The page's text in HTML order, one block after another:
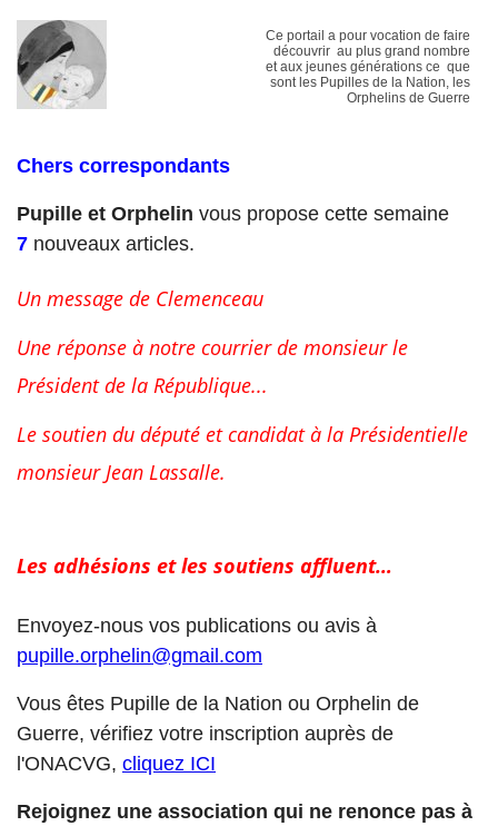
Ce portail a pour vocation de faire
découvrir au plus grand nombre
et aux jeunes générations ce que
sont les Pupilles de la Nation, les
Orphelins de Guerre
Chers correspondants
Pupille et Orphelin vous propose cette semaine
7 nouveaux articles.
Un message de Clemenceau
Une réponse à notre courrier de monsieur le
Président de la République...
Le soutien du député et candidat à la Présidentielle
monsieur Jean Lassalle.
Les adhésions et les soutiens affluent…
Envoyez-nous vos publications ou avis à
pupille.orphelin@gmail.com
Vous êtes Pupille de la Nation ou Orphelin de
Guerre, vérifiez votre inscription auprès de
l'ONACVG, cliquez ICI
Rejoignez une association qui ne renonce pas à